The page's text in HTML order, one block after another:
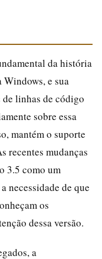
da história
e sua
linhas de código
sobre essa
mantém o suporte
recentes mudanças
3.5 como um
necessidade de que
os
dessa versão.
a